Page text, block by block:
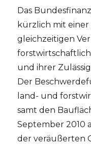
Das
kürzlich mit
gleichzeitigen
und ihrer
Der
land- und
samt den
September 2010
der veräußerten